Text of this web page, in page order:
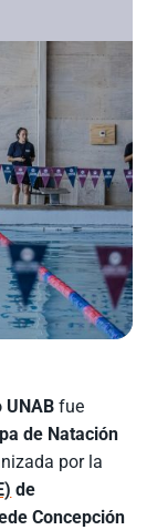
UNAB fue
de Natación
por la
de
Concepción